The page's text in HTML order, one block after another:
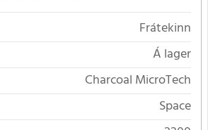
Frátekinn
Á lager
Charcoal MicroTech
Space